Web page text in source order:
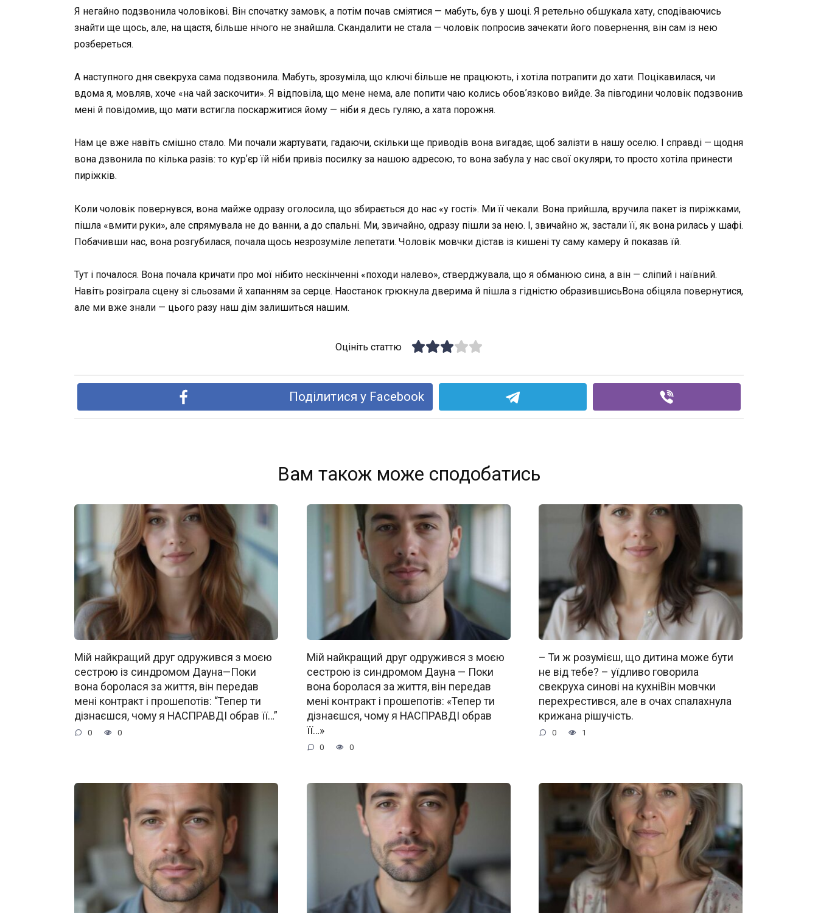
Я негайно подзвонила чоловікові. Він спочатку замовк, а потім почав сміятися — мабуть, був у шоці. Я ретельно обшукала хату, сподіваючись
знайти ще щось, але, на щастя, більше нічого не знайшла. Скандалити не стала — чоловік попросив зачекати його повернення, він сам із нею
розбереться.
А наступного дня свекруха сама подзвонила. Мабуть, зрозуміла, що ключі більше не працюють, і хотіла потрапити до хати. Поцікавилася, чи
вдома я, мовляв, хоче «на чай заскочити». Я відповіла, що мене нема, але попити чаю колись обовʼязково вийде. За півгодини чоловік подзвонив
мені й повідомив, що мати встигла поскаржитися йому — ніби я десь гуляю, а хата порожня.
Нам це вже навіть смішно стало. Ми почали жартувати, гадаючи, скільки ще приводів вона вигадає, щоб залізти в нашу оселю. І справді — щодня
вона дзвонила по кілька разів: то курʼєр їй ніби привіз посилку за нашою адресою, то вона забула у нас свої окуляри, то просто хотіла принести
пиріжків.
Коли чоловік повернувся, вона майже одразу оголосила, що збирається до нас «у гості». Ми її чекали. Вона прийшла, вручила пакет із пиріжками,
пішла «вмити руки», але спрямувала не до ванни, а до спальні. Ми, звичайно, одразу пішли за нею. І, звичайно ж, застали її, як вона рилась у шафі.
Побачивши нас, вона розгубилася, почала щось незрозуміле лепетати. Чоловік мовчки дістав із кишені ту саму камеру й показав їй.
Тут і почалося. Вона почала кричати про мої нібито нескінченні «походи налево», стверджувала, що я обманюю сина, а він — сліпий і наївний.
Навіть розіграла сцену зі сльозами й хапанням за серце. Наостанок грюкнула дверима й пішла з гідністю образившисьВона обіцяла повернутися,
але ми вже знали — цього разу наш дім залишиться нашим.
Оцініть статтю
Поділитися у Facebook
Вам також може сподобатись
Мій найкращий друг одружився з моєю
сестрою із синдромом Дауна—Поки
вона боролася за життя, він передав
мені контракт і прошепотів: “Тепер ти
дізнаєшся, чому я НАСПРАВДІ обрав її…”
0 0
Мій найкращий друг одружився з моєю
сестрою із синдромом Дауна — Поки
вона боролася за життя, він передав
мені контракт і прошепотів: «Тепер ти
дізнаєшся, чому я НАСПРАВДІ обрав
її…»
0 0
– Ти ж розумієш, що дитина може бути
не від тебе? – уїдливо говорила
свекруха синові на кухніВін мовчки
перехрестився, але в очах спалахнула
крижана рішучість.
0 1